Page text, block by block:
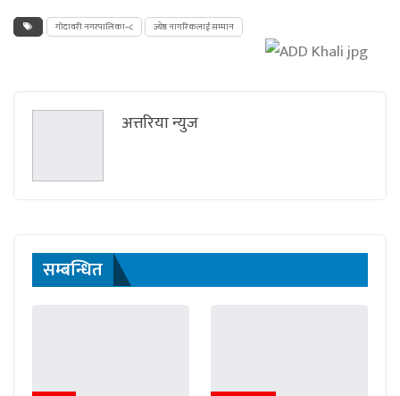
गोदावरी नगरपालिका–८ ज्येष्ठ नागरिकलाई सम्मान
अत्तरिया न्युज
सम्बन्धित